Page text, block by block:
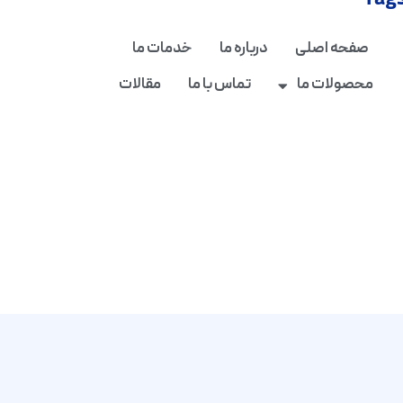
صفحه اصلی درباره ما
خدمات ما
محصولات ما
تماس با ما مقالات